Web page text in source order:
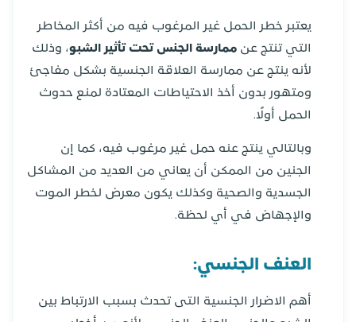
يعتبر خطر الحمل غير المرغوب فيه من أكثر المخاطر
التي تنتج عن ممارسة الجنس تحت تأثير الشبو، وذلك
لأنه ينتج عن ممارسة العلاقة الجنسية بشكل مفاجئ
ومتهور بدون أخذ الاحتياطات المعتادة لمنع حدوث
الحمل أولًا.
وبالتالي ينتج عنه حمل غير مرغوب فيه، كما إن
الجنين من الممكن أن يعاني من العديد من المشاكل
الجسدية والصحية وكذلك يكون معرض لخطر الموت
والإجهاض في أي لحظة.
العنف الجنسي:
أهم الاضرار الجنسية التى تحدث بسبب الارتباط بين